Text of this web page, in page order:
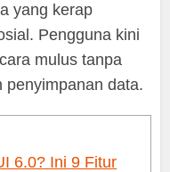
yang kerap
Pengguna kini
mulus tanpa
penyimpanan data.
6.0? Ini 9 Fitur